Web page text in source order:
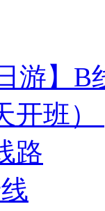
游】
开班）
路